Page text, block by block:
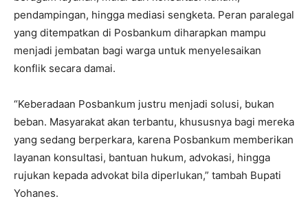
pendampingan, hingga mediasi sengketa. Peran paralegal
yang ditempatkan di Posbankum diharapkan mampu
menjadi jembatan bagi warga untuk menyelesaikan
konflik secara damai.
“Keberadaan Posbankum justru menjadi solusi, bukan
beban. Masyarakat akan terbantu, khususnya bagi mereka
yang sedang berperkara, karena Posbankum memberikan
layanan konsultasi, bantuan hukum, advokasi, hingga
rujukan kepada advokat bila diperlukan,” tambah Bupati
Yohanes.